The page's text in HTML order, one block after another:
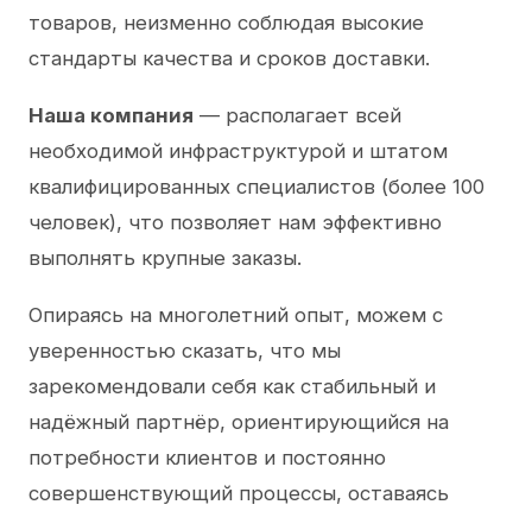
товаров, неизменно соблюдая высокие
стандарты качества и сроков доставки.
Наша компания — располагает всей
необходимой инфраструктурой и штатом
квалифицированных специалистов (более 100
человек), что позволяет нам эффективно
выполнять крупные заказы.
Опираясь на многолетний опыт, можем с
уверенностью сказать, что мы
зарекомендовали себя как стабильный и
надёжный партнёр, ориентирующийся на
потребности клиентов и постоянно
совершенствующий процессы, оставаясь